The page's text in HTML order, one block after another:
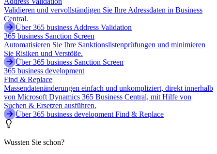
Validieren und vervollständigen Sie Ihre Adressdaten in Business
Central.
Über 365 business Address Validation
365 business Sanction Screen
Automatisieren Sie Ihre Sanktionslistenprüfungen und minimieren
Sie Risiken und Verstöße.
Über 365 business Sanction Screen
365 business development
Find & Replace
Massendatenänderungen einfach und unkompliziert, direkt innerhalb
von Microsoft Dynamics 365 Business Central, mit Hilfe von
Suchen & Ersetzen ausführen.
Über 365 business development Find & Replace
Wussten Sie schon?